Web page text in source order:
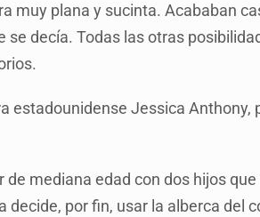
en Jalisco y Michoacán
muy plana y sucinta. Acababan
decía. Todas las otras
estadounidense Jessica Anthony,
mediana edad con dos hijos que
por fin, usar la alberca del